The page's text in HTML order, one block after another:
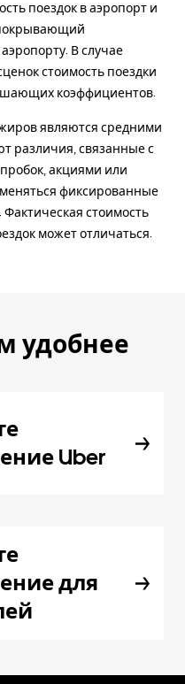
поездок в аэропорт и
В случае
стоимость поездки
коэффициентов.
являются средними
различия, связанные с
акциями или
фиксированные
стоимость
может отличаться.
удобнее
Uber
для